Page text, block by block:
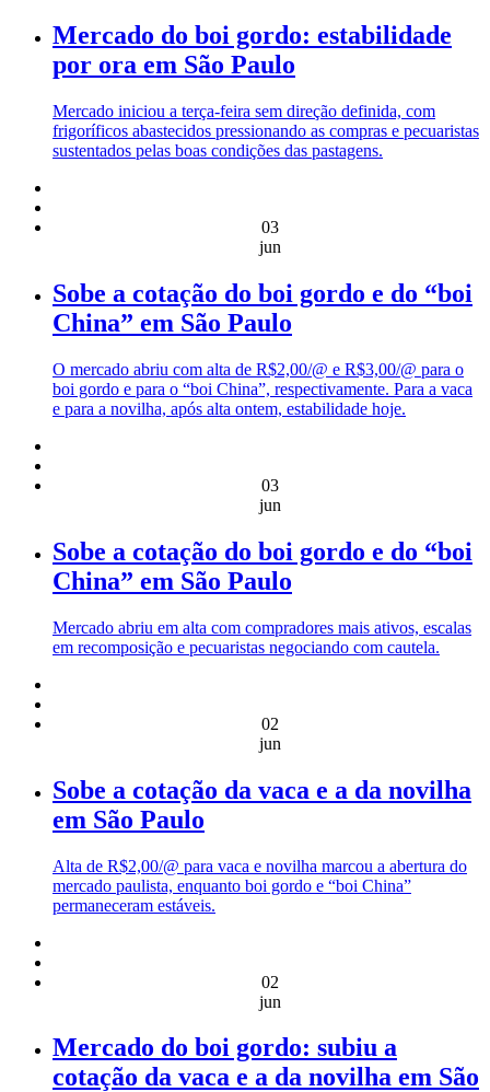
Mercado do boi gordo: estabilidade
por ora em São Paulo
Mercado iniciou a terça-feira sem direção definida, com
frigoríficos abastecidos pressionando as compras e pecuaristas
sustentados pelas boas condições das pastagens.
03
jun
Sobe a cotação do boi gordo e do “boi
China” em São Paulo
O mercado abriu com alta de R$2,00/@ e R$3,00/@ para o
boi gordo e para o “boi China”, respectivamente. Para a vaca
e para a novilha, após alta ontem, estabilidade hoje.
03
jun
Sobe a cotação do boi gordo e do “boi
China” em São Paulo
Mercado abriu em alta com compradores mais ativos, escalas
em recomposição e pecuaristas negociando com cautela.
02
jun
Sobe a cotação da vaca e a da novilha
em São Paulo
Alta de R$2,00/@ para vaca e novilha marcou a abertura do
mercado paulista, enquanto boi gordo e “boi China”
permaneceram estáveis.
02
jun
Mercado do boi gordo: subiu a
cotação da vaca e a da novilha em São